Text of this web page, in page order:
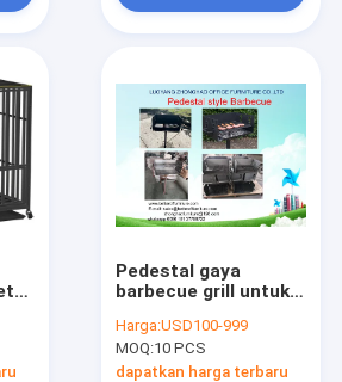
Pedestal gaya
barbecue grill untuk
Harga:USD100-999
MOQ:10 PCS
dapatkan harga terbaru